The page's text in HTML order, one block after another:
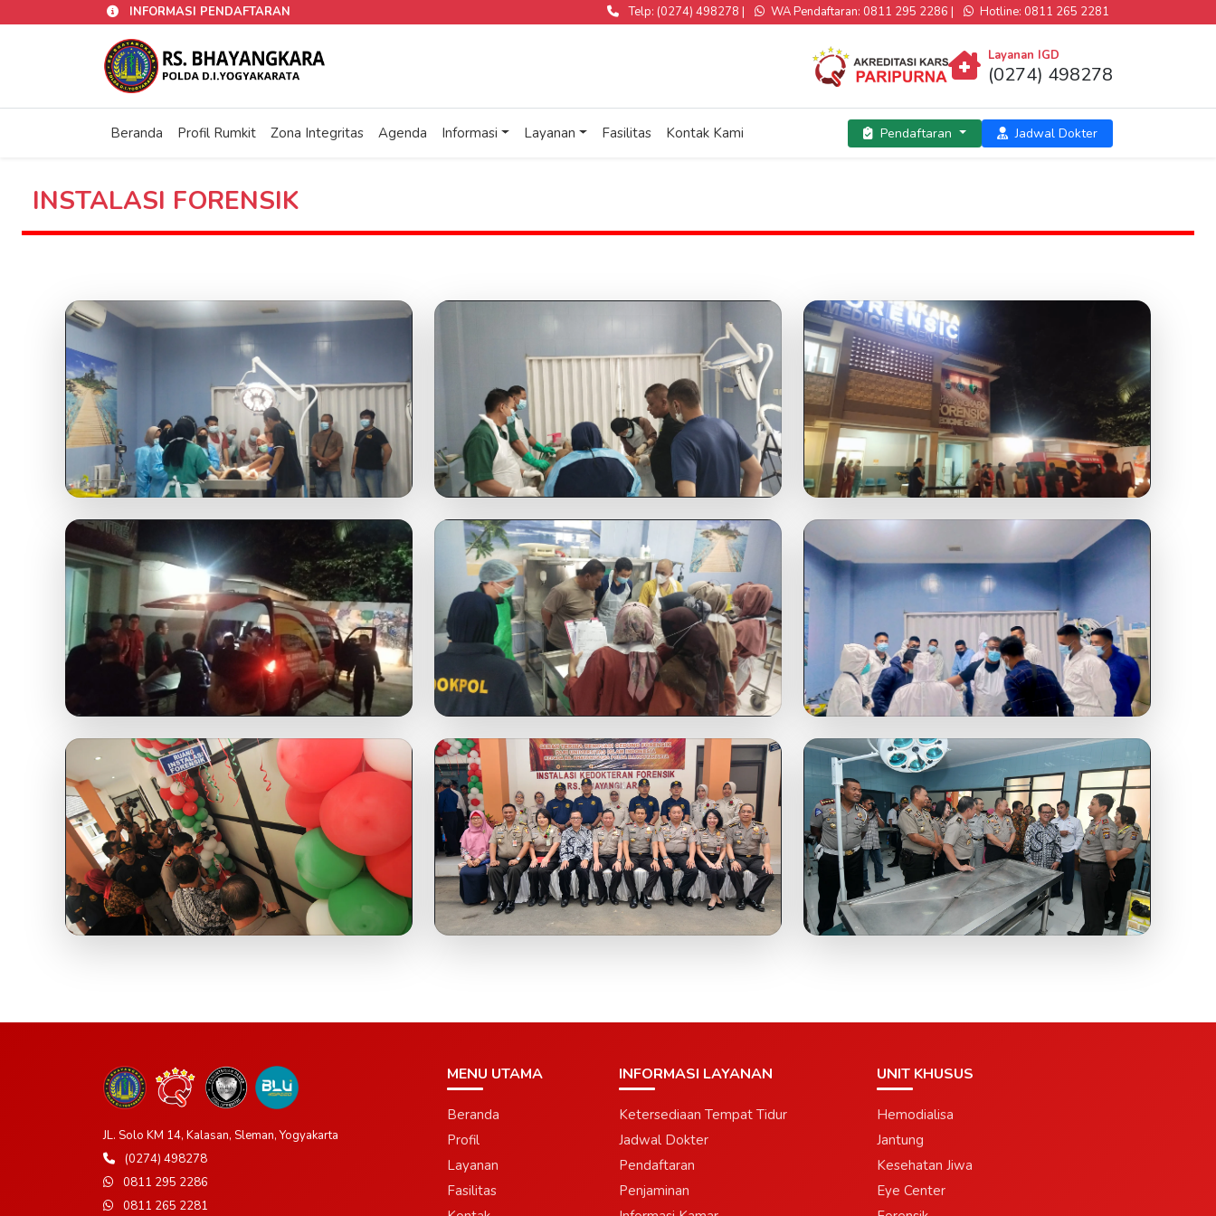
INFORMASI PENDAFTARAN Telp: (0274) 498278 | WA Pendaftaran: 0811 295 2286 | Hotline: 0811 265 2281
Layanan IGD
(0274) 498278
Beranda Profil Rumkit Zona Integritas Agenda Informasi Layanan Fasilitas Kontak Kami Pendaftaran Jadwal Dokter
INSTALASI FORENSIK
JL. Solo KM 14, Kalasan, Sleman, Yogyakarta
(0274) 498278
0811 295 2286
0811 265 2281
MENU UTAMA
Beranda
Profil
Layanan
Fasilitas
INFORMASI LAYANAN
Ketersediaan Tempat Tidur
Jadwal Dokter
Pendaftaran
Penjaminan
UNIT KHUSUS
Hemodialisa
Jantung
Kesehatan Jiwa
Eye Center